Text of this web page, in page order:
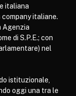
italiana
italiane.
Agenzia
di S.P.E.; con
nel
istituzionale,
oggi una tra le